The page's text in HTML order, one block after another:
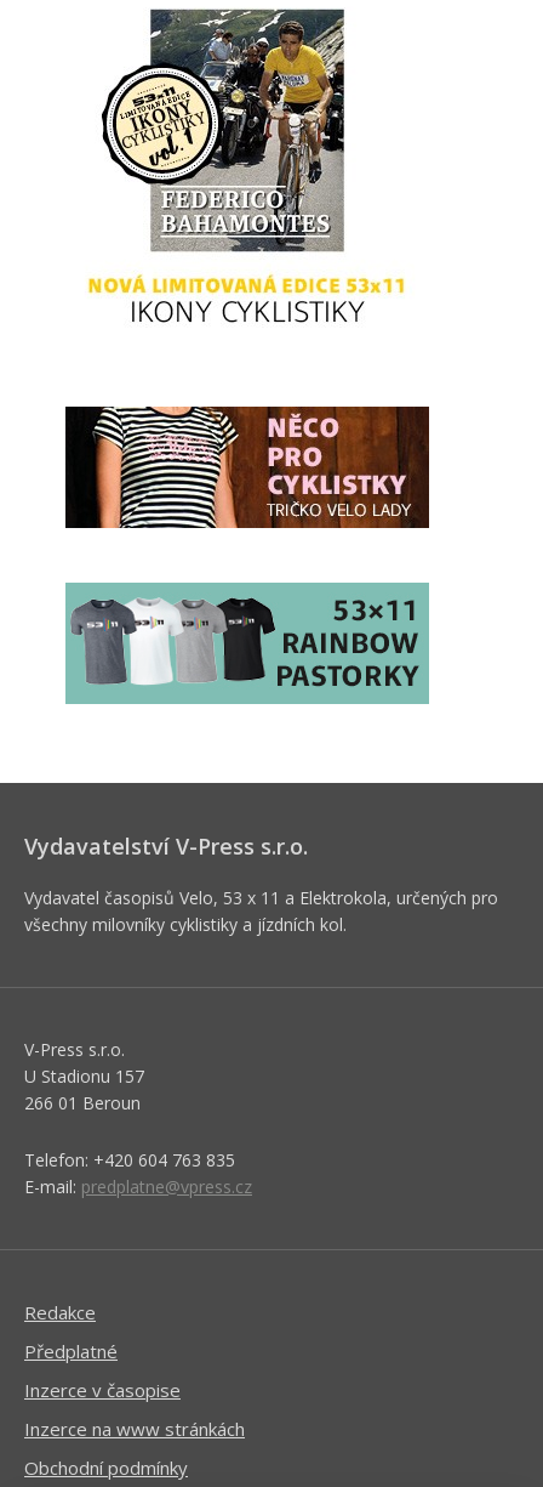
Vydavatelství V-Press s.r.o.
Vydavatel časopisů Velo, 53 x 11 a Elektrokola, určených pro
všechny milovníky cyklistiky a jízdních kol.
V-Press s.r.o.
U Stadionu 157
266 01 Beroun
Telefon: +420 604 763 835
E-mail: predplatne@vpress.cz
Redakce
Předplatné
Inzerce v časopise
Inzerce na www stránkách
Obchodní podmínky